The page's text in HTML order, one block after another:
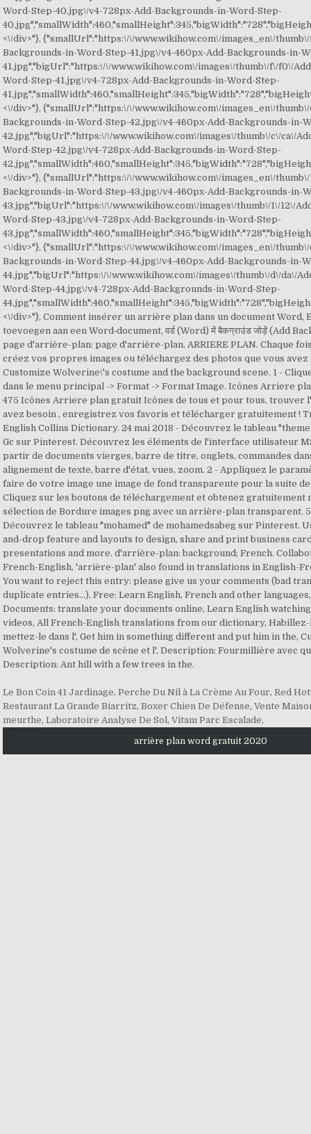
Word-Step-40.jpg\/v4-728px-Add-Backgrounds-in-Word-Step-
<\/div>"}, {"smallUrl":"https:\/\/www.wikihow.com\/images_en\/
Backgrounds-in-Word-Step-41.jpg\/v4-460px-Add-Backgrounds-in-
41.jpg","bigUrl":"https:\/\/www.wikihow.com\/images\/thumb\/f\/f0\/
Word-Step-41.jpg\/v4-728px-Add-Backgrounds-in-Word-Step-
<\/div>"}, {"smallUrl":"https:\/\/www.wikihow.com\/images_en\/
Backgrounds-in-Word-Step-42.jpg\/v4-460px-Add-Backgrounds-in-
42.jpg","bigUrl":"https:\/\/www.wikihow.com\/images\/thumb\/c\/ca\/
Word-Step-42.jpg\/v4-728px-Add-Backgrounds-in-Word-Step-
<\/div>"}, {"smallUrl":"https:\/\/www.wikihow.com\/images_en\/thumb\/
Backgrounds-in-Word-Step-43.jpg\/v4-460px-Add-Backgrounds-in-
43.jpg","bigUrl":"https:\/\/www.wikihow.com\/images\/thumb\/1\/12\/
Word-Step-43.jpg\/v4-728px-Add-Backgrounds-in-Word-Step-
<\/div>"}, {"smallUrl":"https:\/\/www.wikihow.com\/images_en\/
Backgrounds-in-Word-Step-44.jpg\/v4-460px-Add-Backgrounds-in-
44.jpg","bigUrl":"https:\/\/www.wikihow.com\/images\/thumb\/d\/da\/
Word-Step-44.jpg\/v4-728px-Add-Backgrounds-in-Word-Step-
<\/div>"}, Comment insérer un arrière plan dans un document Word,
toevoegen aan een Word‐document, वर्ड (Word) में बैकग्राउंड जोड़ें (Add
page d'arrière-plan: page d'arrière-plan. ARRIERE PLAN. Chaque
créez vos propres images ou téléchargez des photos que vous
Customize Wolverine\'s costume and the background scene. 1 -
dans le menu principal -> Format -> Format Image. Icônes Arriere
475 Icônes Arriere plan gratuit Icônes de tous et pour tous, trouver
avez besoin , enregistrez vos favoris et télécharger gratuitement !
English Collins Dictionary. 24 mai 2018 - Découvrez le tableau
Gc sur Pinterest. Découvrez les éléments de l'interface utilisateur
partir de documents vierges, barre de titre, onglets, commandes
alignement de texte, barre d'état, vues, zoom. 2 - Appliquez le
faire de votre image une image de fond transparente pour la suite
Cliquez sur les boutons de téléchargement et obtenez
sélection de Bordure images png avec un arrière-plan transparent.
Découvrez le tableau "mohamed" de mohamedsabeg sur Pinterest.
and-drop feature and layouts to design, share and print business
presentations and more. d'arrière-plan: background; French.
French-English, 'arrière-plan' also found in translations in English-
You want to reject this entry: please give us your comments (bad
duplicate entries...), Free: Learn English, French and other
Documents: translate your documents online, Learn English
videos, All French-English translations from our dictionary,
mettez-le dans l', Get him in something different and put him in the,
Wolverine's costume de scène et l', Description: Fourmillière avec
Description: Ant hill with a few trees in the.
Le Bon Coin 41 Jardinage,Perche Du Nil à La Crème Au Four,Red
Restaurant La Grande Biarritz,Boxer Chien De Défense,Vente
meurthe,Laboratoire Analyse De Sol,Vitam Parc Escalade,
arrière plan word gratuit 2020